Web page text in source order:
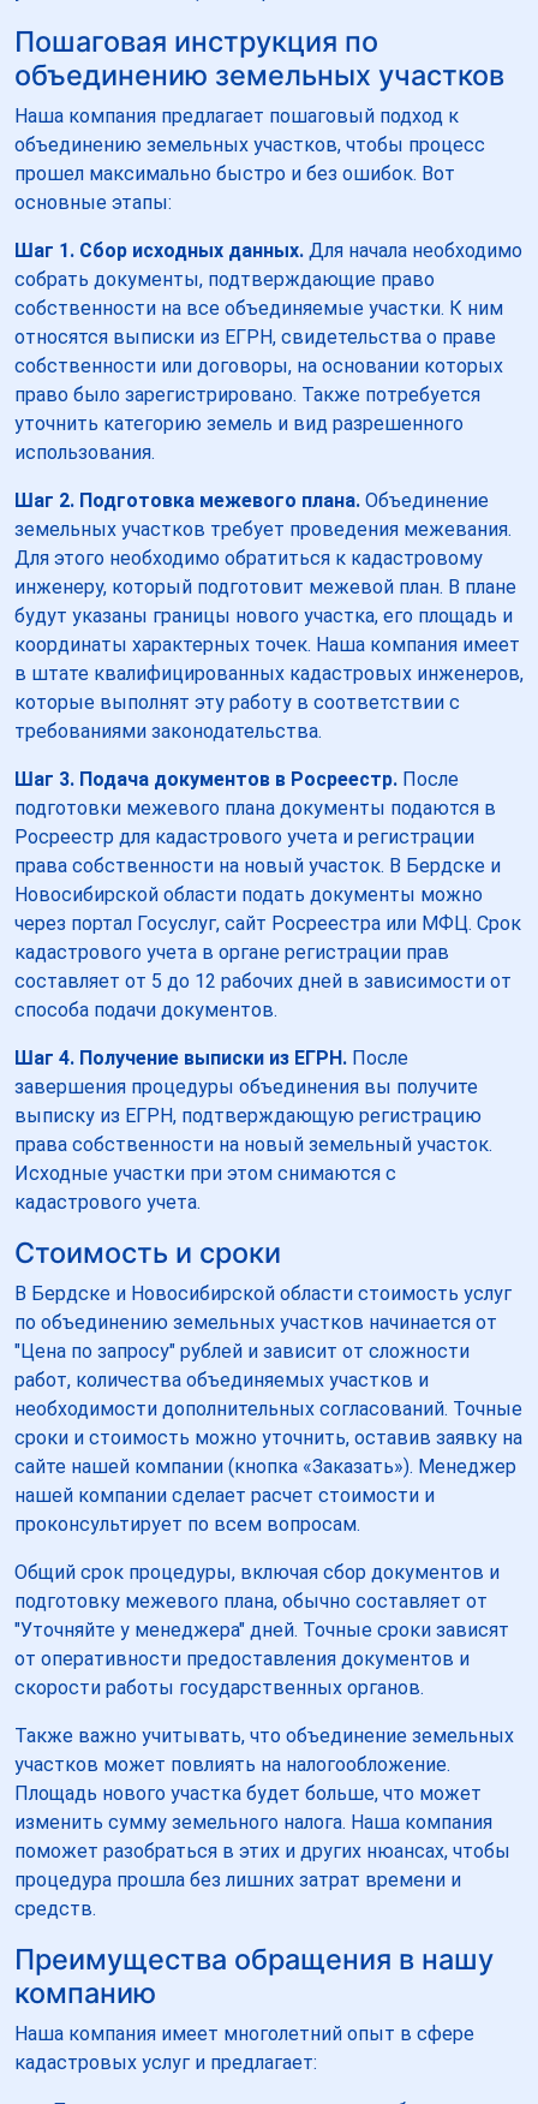
Пошаговая инструкция по
объединению земельных участков
Наша компания предлагает пошаговый подход к
объединению земельных участков, чтобы процесс
прошел максимально быстро и без ошибок. Вот
основные этапы:
Шаг 1. Сбор исходных данных. Для начала необходимо
собрать документы, подтверждающие право
собственности на все объединяемые участки. К ним
относятся выписки из ЕГРН, свидетельства о праве
собственности или договоры, на основании которых
право было зарегистрировано. Также потребуется
уточнить категорию земель и вид разрешенного
использования.
Шаг 2. Подготовка межевого плана. Объединение
земельных участков требует проведения межевания.
Для этого необходимо обратиться к кадастровому
инженеру, который подготовит межевой план. В плане
будут указаны границы нового участка, его площадь и
координаты характерных точек. Наша компания имеет
в штате квалифицированных кадастровых инженеров,
которые выполнят эту работу в соответствии с
требованиями законодательства.
Шаг 3. Подача документов в Росреестр. После
подготовки межевого плана документы подаются в
Росреестр для кадастрового учета и регистрации
права собственности на новый участок. В Бердске и
Новосибирской области подать документы можно
через портал Госуслуг, сайт Росреестра или МФЦ. Срок
кадастрового учета в органе регистрации прав
составляет от 5 до 12 рабочих дней в зависимости от
способа подачи документов.
Шаг 4. Получение выписки из ЕГРН. После
завершения процедуры объединения вы получите
выписку из ЕГРН, подтверждающую регистрацию
права собственности на новый земельный участок.
Исходные участки при этом снимаются с
кадастрового учета.
Стоимость и сроки
В Бердске и Новосибирской области стоимость услуг
по объединению земельных участков начинается от
"Цена по запросу" рублей и зависит от сложности
работ, количества объединяемых участков и
необходимости дополнительных согласований. Точные
сроки и стоимость можно уточнить, оставив заявку на
сайте нашей компании (кнопка «Заказать»). Менеджер
нашей компании сделает расчет стоимости и
проконсультирует по всем вопросам.
Общий срок процедуры, включая сбор документов и
подготовку межевого плана, обычно составляет от
"Уточняйте у менеджера" дней. Точные сроки зависят
от оперативности предоставления документов и
скорости работы государственных органов.
Также важно учитывать, что объединение земельных
участков может повлиять на налогообложение.
Площадь нового участка будет больше, что может
изменить сумму земельного налога. Наша компания
поможет разобраться в этих и других нюансах, чтобы
процедура прошла без лишних затрат времени и
средств.
Преимущества обращения в нашу
компанию
Наша компания имеет многолетний опыт в сфере
кадастровых услуг и предлагает: